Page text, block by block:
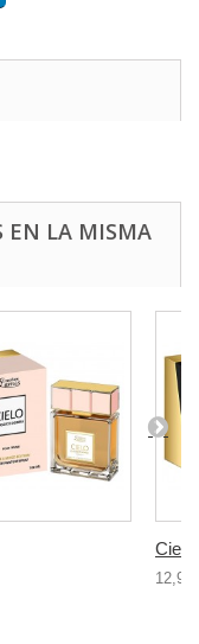
EN LA MISMA
12,95